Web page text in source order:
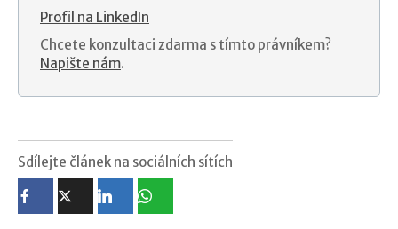
Profil na LinkedIn
Chcete konzultaci zdarma s tímto právníkem?
Napište nám.
Sdílejte článek na sociálních sítích